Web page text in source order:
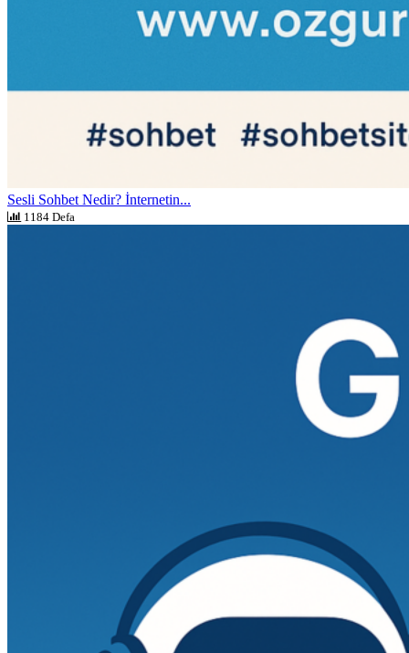
Sesli Sohbet Nedir? İnternetin...
1184 Defa